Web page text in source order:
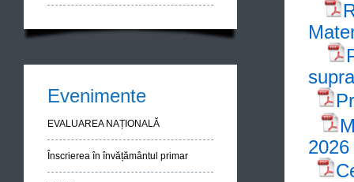
Evenimente
EVALUAREA NAȚIONALĂ
Înscrierea în învățământul primar
2026